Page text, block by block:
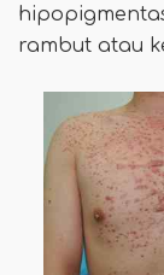
rambut atau